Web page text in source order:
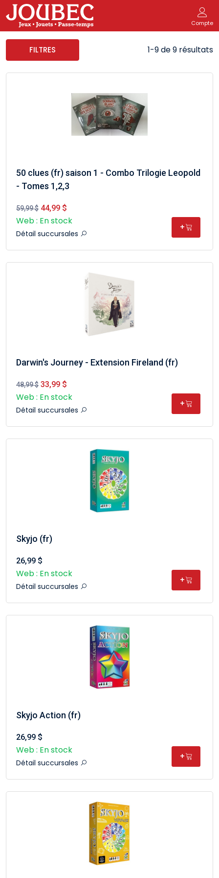
Compte
FILTRES 1-9 de 9 résultats
50 clues (fr) saison 1 - Combo Trilogie Leopold
- Tomes 1,2,3
59,99 $ 44,99 $
Web : En stock
Détail succursales
+
Darwin's Journey - Extension Fireland (fr)
48,99 $ 33,99 $
Web : En stock
Détail succursales
+
Skyjo (fr)
26,99 $
Web : En stock
Détail succursales
+
Skyjo Action (fr)
26,99 $
Web : En stock
Détail succursales
+